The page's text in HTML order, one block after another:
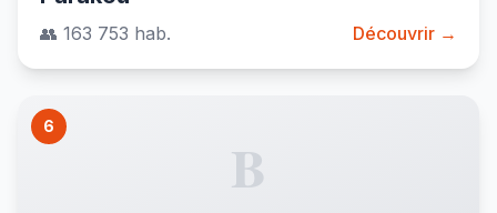
👥 163 753 hab. Découvrir →
6
B